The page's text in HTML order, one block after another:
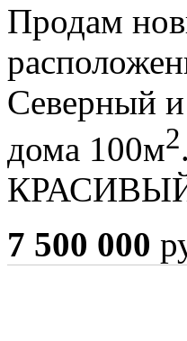
Продам
Северный
дома 100м2
7 500 000